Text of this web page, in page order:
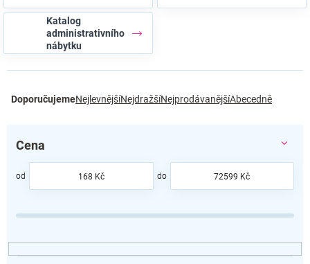
Katalog
administrativního
nábytku
a
n
p
o
u
k
DoporučujemeNejlevnějšíNejdražšíNejprodávanějšíAbecedně
Cena
168 Kč 72599 Kč